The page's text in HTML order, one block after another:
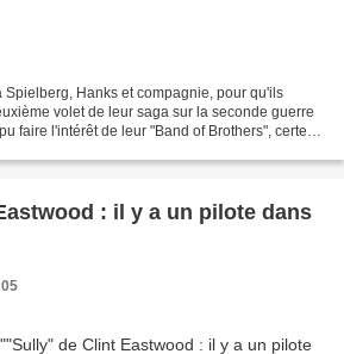
Spielberg, Hanks et compagnie, pour qu'ils
volet de leur saga sur la seconde guerre
faire l'intérêt de leur "Band of Brothers", certes
: il y a un pilote dans